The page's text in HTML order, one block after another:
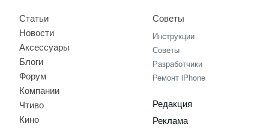
Статьи
Новости
Аксессуары
Блоги
Форум
Компании
Чтиво
Кино
Советы
Инструкции
Советы
Разработчики
Ремонт iPhone
Редакция
Реклама